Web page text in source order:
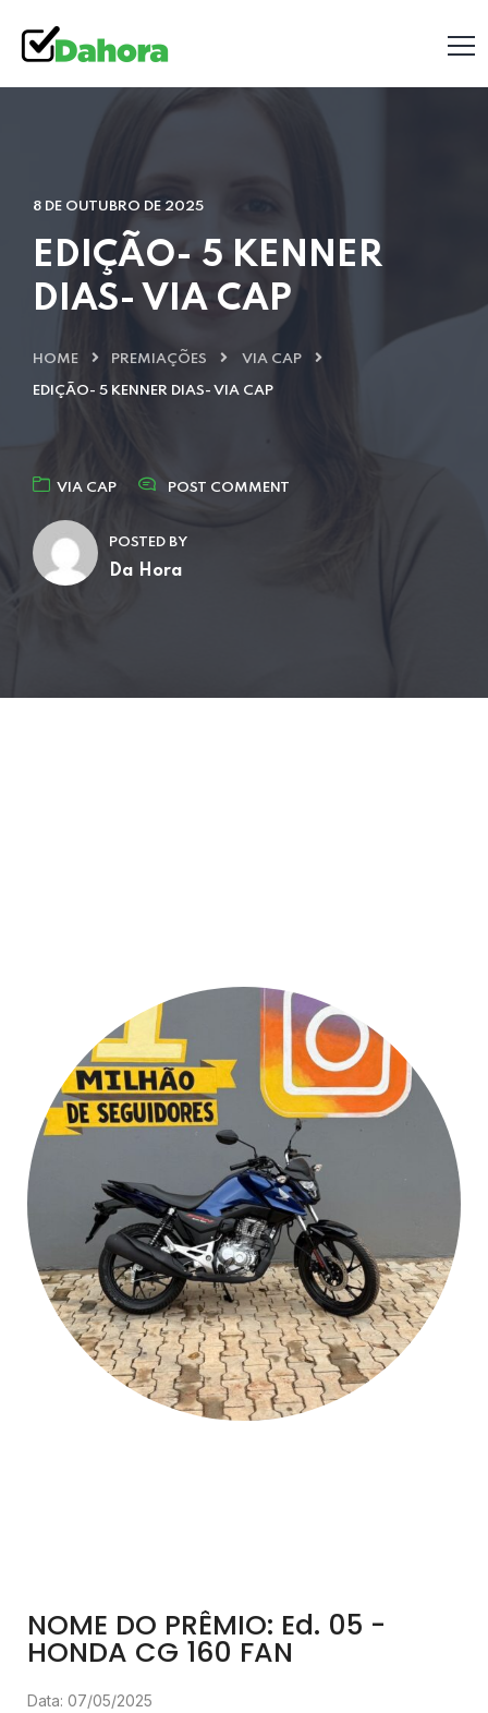
8 DE OUTUBRO DE 2025
EDIÇÃO- 5 KENNER
DIAS- VIA CAP
HOME PREMIAÇÕES VIA CAP
EDIÇÃO- 5 KENNER DIAS- VIA CAP
VIA CAP POST COMMENT
POSTED BY
Da Hora
NOME DO PRÊMIO: Ed. 05 -
HONDA CG 160 FAN
Data: 07/05/2025